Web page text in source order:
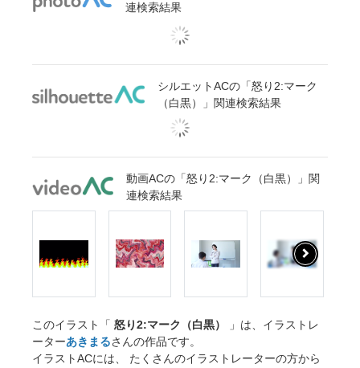
連検索結果
シルエットACの「怒り2:マーク
（白黒）」関連検索結果
動画ACの「怒り2:マーク（白黒）」関
連検索結果
このイラスト「 怒り2:マーク（白黒）
」は、イラストレ
ーターあきまるさんの作品です。
イラストACには、 たくさんのイラストレーターの方から